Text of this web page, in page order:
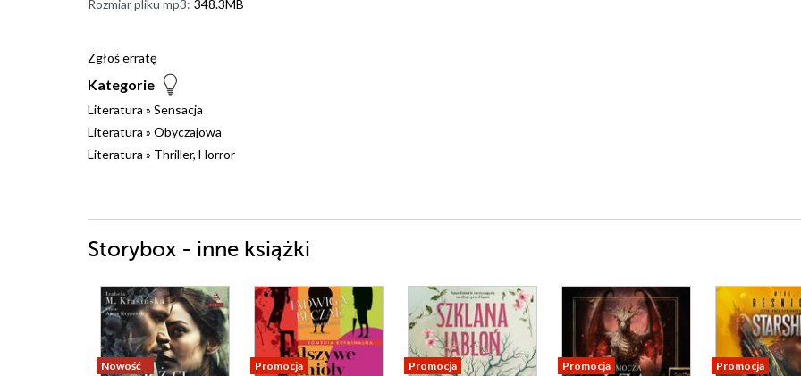
Rozmiar pliku mp3: 348.3MB
Zgłoś erratę
Kategorie
Literatura » Sensacja
Literatura » Obyczajowa
Literatura » Thriller, Horror
Storybox - inne książki
Nowość Promocja Promocja Promocja Promocja